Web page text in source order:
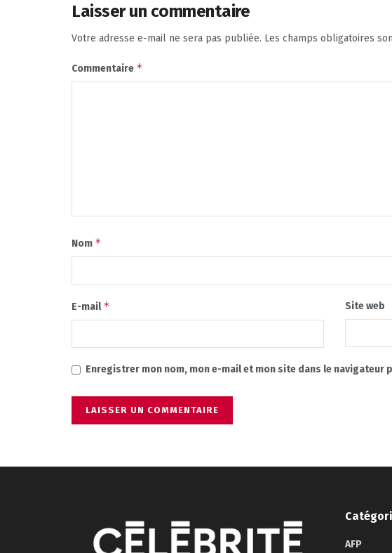
Laisser un commentaire
Votre adresse e-mail ne sera pas publiée. Les champs obligatoires
Commentaire *
Nom *
E-mail* Site web
Enregistrer mon nom, mon e-mail et mon site dans le navigateur
AFP